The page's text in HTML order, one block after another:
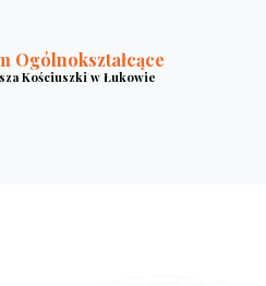
Ogólnokształcące
Kościuszki w Łukowie